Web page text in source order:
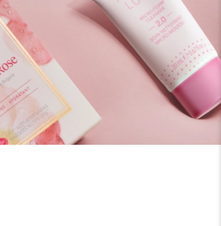
Meus pedidos
Meus endereços
As minhas subscrições